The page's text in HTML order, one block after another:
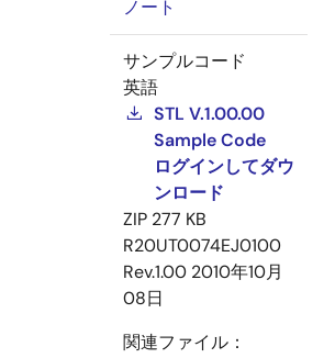
ノート
サンプルコード
英語
STL V.1.00.00
Sample Code
ログインしてダウ
ンロード
ZIP 277 KB
R20UT0074EJ0100
Rev.1.00 2010年10月
08日
関連ファイル：